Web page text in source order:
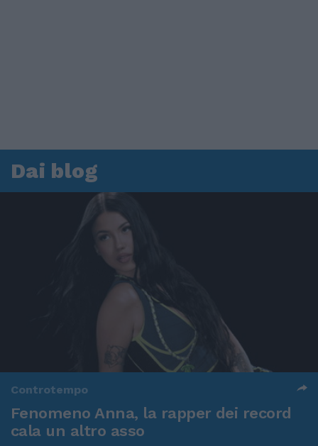
Dai blog
Controtempo
Fenomeno Anna, la rapper dei record
cala un altro asso